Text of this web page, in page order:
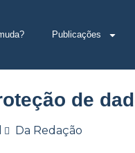
Publicações
de
Da Redação